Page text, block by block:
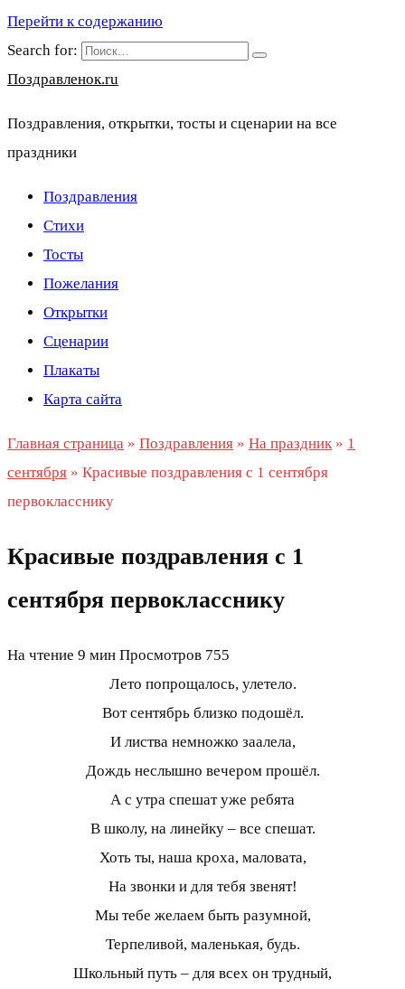
Перейти к содержанию
Search for:
Поздравленок.ru
Поздравления, открытки, тосты и сценарии на все
праздники
Поздравления
Стихи
Тосты
Пожелания
Открытки
Сценарии
Плакаты
Карта сайта
Главная страница » Поздравления » На праздник » 1
сентября » Красивые поздравления с 1 сентября
первокласснику
Красивые поздравления с 1
сентября первокласснику
На чтение 9 мин Просмотров 755
Лето попрощалось, улетело.
Вот сентябрь близко подошёл.
И листва немножко заалела,
Дождь неслышно вечером прошёл.
А с утра спешат уже ребята
В школу, на линейку – все спешат.
Хоть ты, наша кроха, маловата,
На звонки и для тебя звенят!
Мы тебе желаем быть разумной,
Терпеливой, маленькая, будь.
Школьный путь – для всех он трудный,